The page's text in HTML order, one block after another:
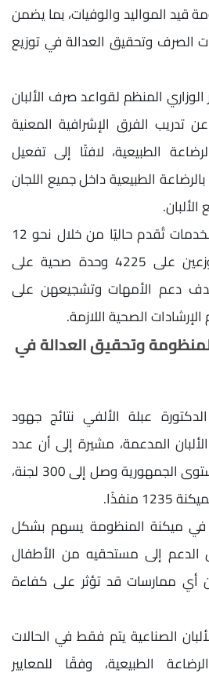
قيد المواليد والوفيات، بما يضمن
الصرف وتحقيق العدالة في توزيع
الوزاري المنظم لقواعد صرف الألبان
تدريب الفرق الإشرافية المعنية
الطبيعية، لافتًا إلى تفعيل
الطبيعية داخل جميع اللجان
وأوضح الوزير أن هذه الخدمات تُقدم حاليًا من خلال نحو 12
ألف مقدم مشورة موزعين على 4225 وحدة صحية على
دعم الأمهات وتشجيعهن على
الصحية اللازمة.
وتحقيق العدالة في
عبلة الألفي نتائج جهود
المدعمة، مشيرة إلى أن عدد
اللجان المميكنة على مستوى الجمهورية وصل إلى 300 لجنة،
منفذًا.
ميكنة المنظومة يسهم بشكل
إلى مستحقيه من الأطفال
أي ممارسات قد تؤثر على كفاءة
الصناعية يتم فقط في الحالات
الطبيعية، وفقًا للمعايير